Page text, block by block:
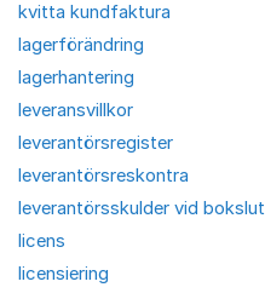
kvitta kundfaktura
lagerförändring
lagerhantering
leveransvillkor
leverantörsregister
leverantörsreskontra
leverantörsskulder vid bokslut
licens
licensiering